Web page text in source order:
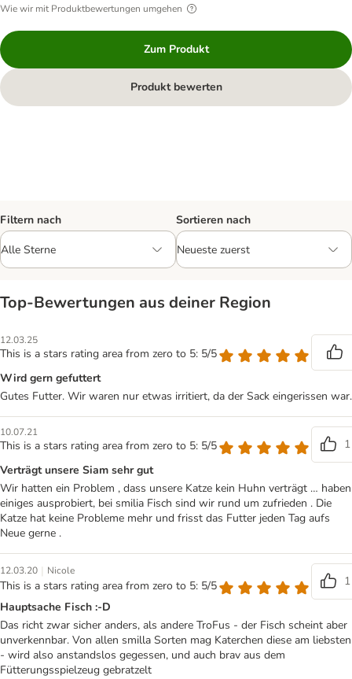
Wie wir mit Produktbewertungen umgehen
Zum Produkt
Produkt bewerten
Filtern nach Sortieren nach
Top‑Bewertungen aus deiner Region
12.03.25
This is a stars rating area from zero to 5: 5/5
Wird gern gefuttert
Gutes Futter. Wir waren nur etwas irritiert, da der Sack eingerissen war.
10.07.21
This is a stars rating area from zero to 5: 5/5
1
Verträgt unsere Siam sehr gut
Wir hatten ein Problem , dass unsere Katze kein Huhn verträgt … haben
einiges ausprobiert, bei smilia Fisch sind wir rund um zufrieden . Die
Katze hat keine Probleme mehr und frisst das Futter jeden Tag aufs
Neue gerne .
12.03.20 | Nicole
This is a stars rating area from zero to 5: 5/5
1
Hauptsache Fisch :-D
Das richt zwar sicher anders, als andere TroFus - der Fisch scheint aber
unverkennbar. Von allen smilla Sorten mag Katerchen diese am liebsten
- wird also anstandslos gegessen, und auch brav aus dem
Fütterungsspielzeug gebratzelt